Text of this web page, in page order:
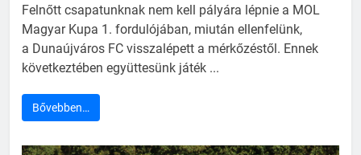
Felnőtt csapatunknak nem kell pályára lépnie a MOL
Magyar Kupa 1. fordulójában, miután ellenfelünk,
a Dunaújváros FC visszalépett a mérkőzéstől. Ennek
következtében együttesünk játék ...
Bővebben…